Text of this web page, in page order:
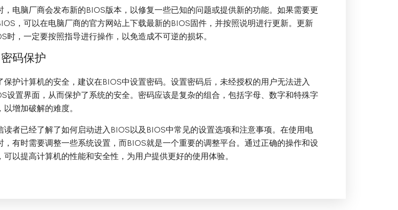
，电脑厂商会发布新的BIOS版本，以修复一些已知的问题或提供新的功能。如果需要更
，可以在电脑厂商的官方网站上下载最新的BIOS固件，并按照说明进行更新。更新
时，一定要按照指导进行操作，以免造成不可逆的损坏。
码保护
保护计算机的安全，建议在BIOS中设置密码。设置密码后，未经授权的用户无法进入
设置界面，从而保护了系统的安全。密码应该是复杂的组合，包括字母、数字和特殊字
以增加破解的难度。
读者已经了解了如何启动进入BIOS以及BIOS中常见的设置选项和注意事项。在使用电
，有时需要调整一些系统设置，而BIOS就是一个重要的调整平台。通过正确的操作和设
可以提高计算机的性能和安全性，为用户提供更好的使用体验。